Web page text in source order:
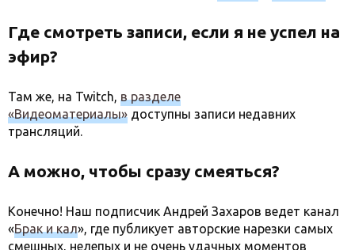
Где смотреть записи, если я не успел на
эфир?
Там же, на Twitch, в разделе
«Видеоматериалы» доступны записи недавних
трансляций.
А можно, чтобы сразу смеяться?
Конечно! Наш подписчик Андрей Захаров ведет канал
«Брак и кал», где публикует авторские нарезки самых
смешных, нелепых и не очень удачных моментов